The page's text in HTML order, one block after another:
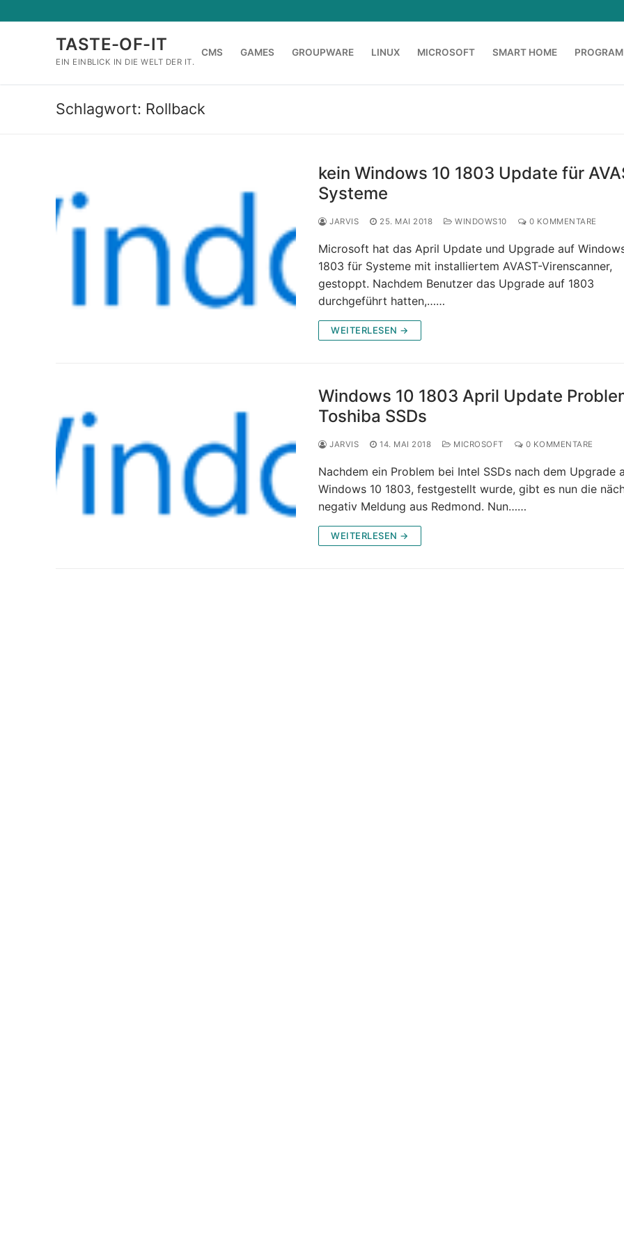
Inhalt
TASTE-OF-IT
EIN EINBLICK IN DIE WELT DER IT.
CMS GAMES GROUPWARE LINUX MICROSOFT SMART HOME
Schlagwort: Rollback
kein Windows 10 1803 Update für
Systeme
JARVIS 25. MAI 2018 WINDOWS10 0 KOMMENTARE
Microsoft hat das April Update und Upgrade auf
1803 für Systeme mit installiertem AVAST-Virenscanner,
gestoppt. Nachdem Benutzer das Upgrade auf 1803
durchgeführt hatten,……
WEITERLESEN →
Windows 10 1803 April Update
Toshiba SSDs
JARVIS 14. MAI 2018 MICROSOFT 0 KOMMENTARE
Nachdem ein Problem bei Intel SSDs nach dem Upgrade
Windows 10 1803, festgestellt wurde, gibt es nun die
negativ Meldung aus Redmond. Nun……
WEITERLESEN →